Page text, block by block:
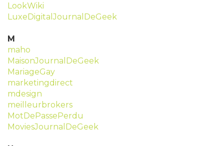
LookWiki
LuxeDigitalJournalDeGeek
M
maho
MaisonJournalDeGeek
MariageGay
marketingdirect
mdesign
meilleurbrokers
MotDePassePerdu
MoviesJournalDeGeek